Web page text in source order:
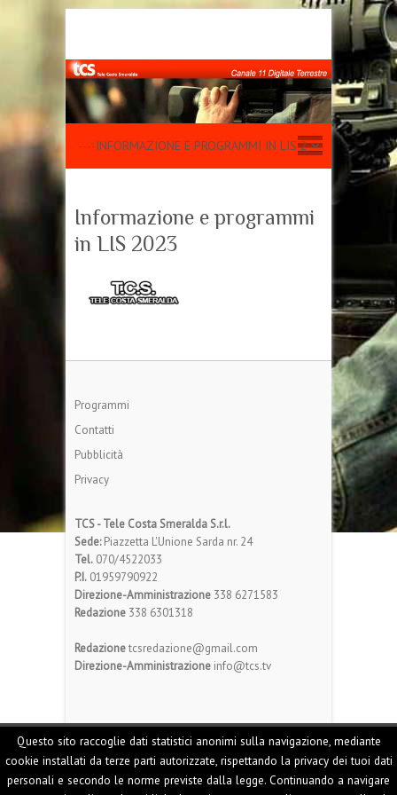
Informazione e programmi
in LIS 2023
Programmi
Contatti
Pubblicità
Privacy
TCS - Tele Costa Smeralda S.r.l.
Sede:Piazzetta L'Unione Sarda nr. 24
Tel. 070/4522033
P.I. 01959790922
Direzione-Amministrazione 338 6271583
Redazione 338 6301318
Redazionetcsredazione@gmail.com
Direzione-Amministrazione info@tcs.tv
Questo sito raccoglie dati statistici anonimi sulla navigazione, mediante
cookie installati da terze parti autorizzate, rispettando la privacy dei tuoi dati
personali e secondo le norme previste dalla legge. Continuando a navigare